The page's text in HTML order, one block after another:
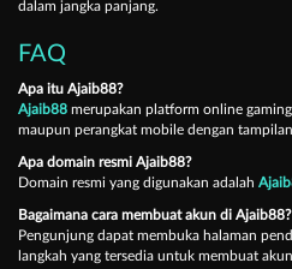
dalam jangka panjang.
FAQ
Apa itu Ajaib88?
Ajaib88 merupakan platform online
maupun perangkat mobile dengan
Apa domain resmi Ajaib88?
Domain resmi yang digunakan adalah
Bagaimana cara membuat akun di Ajaib88?
Pengunjung dapat membuka halaman
langkah yang tersedia untuk membuat